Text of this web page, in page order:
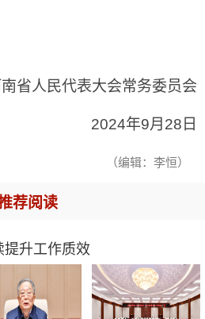
省人民代表大会常务委员会
2024年9月28日
（编辑：李恒）
荐阅读
提升工作质效